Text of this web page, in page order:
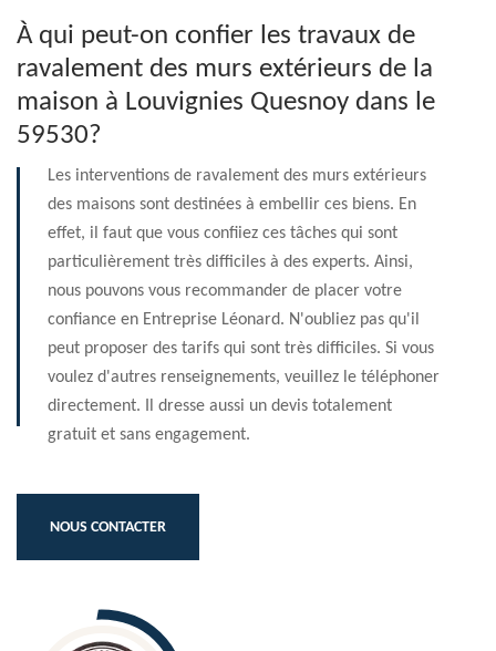
À qui peut-on confier les travaux de
ravalement des murs extérieurs de la
maison à Louvignies Quesnoy dans le
59530?
Les interventions de ravalement des murs extérieurs
des maisons sont destinées à embellir ces biens. En
effet, il faut que vous confiiez ces tâches qui sont
particulièrement très difficiles à des experts. Ainsi,
nous pouvons vous recommander de placer votre
confiance en Entreprise Léonard. N'oubliez pas qu'il
peut proposer des tarifs qui sont très difficiles. Si vous
voulez d'autres renseignements, veuillez le téléphoner
directement. Il dresse aussi un devis totalement
gratuit et sans engagement.
NOUS CONTACTER